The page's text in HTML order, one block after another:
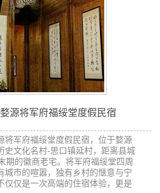
源将军府福绥堂度假民宿
将军府福绥堂度假民宿，位于婺源
史文化名村-思口镇延村，距离县城
期的徽商老宅。将军府福绥堂四周
城市的喧嚣，独有乡村的惬意与宁
仅仅是一次高端的住宿体验，更是